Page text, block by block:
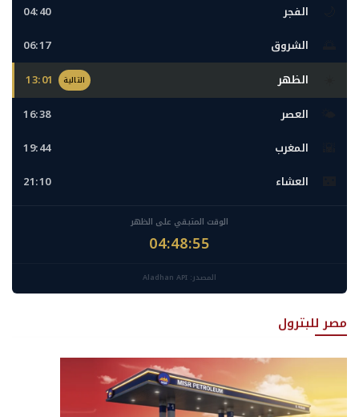
الفجر 04:40
الشروق 06:17
الظهر التالية 13:01
العصر 16:38
المغرب 19:44
العشاء 21:10
الوقت المتبقي على الظهر
04:48:53
المصدر: Aladhan API
مصر للبترول